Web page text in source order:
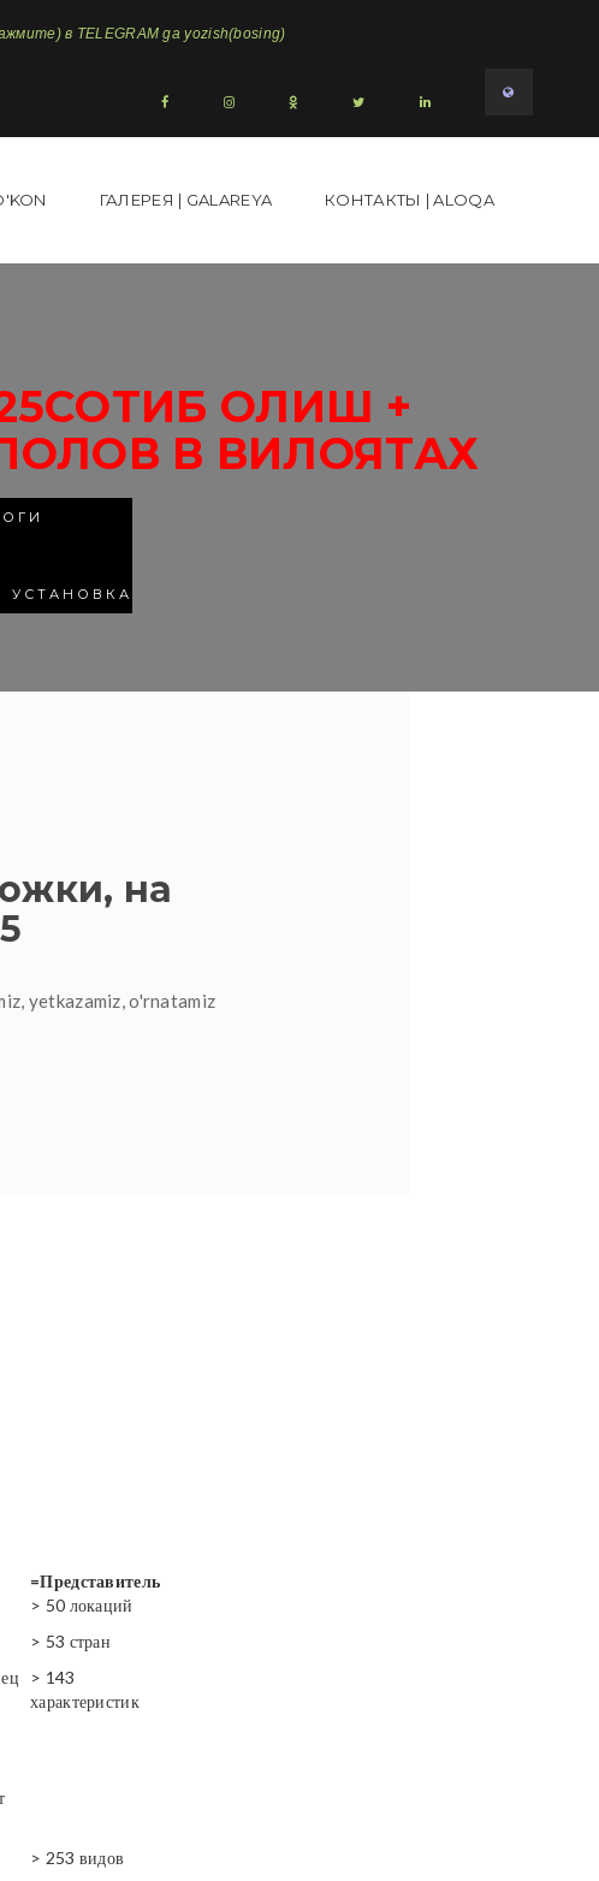
в TELEGRAM ga yozish(bosing)
ГАЛЕРЕЯ | GALAREYA КОНТАКТЫ | ALOQA
ОЛИШ +
В ВИЛОЯТАХ
УСТАНОВКА
на
yetkazamiz, o'rnatamiz
=Представитель
> 50 локаций
> 53 стран
> 143
характеристик
> 253 видов